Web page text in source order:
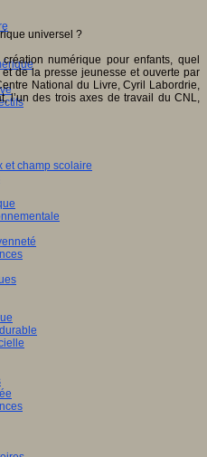
et champ scolaire
numérique pour enfants, quel
de la presse jeunesse et ouverte par
National du Livre, Cyril Labordrie,
l’un des trois axes de travail du CNL,